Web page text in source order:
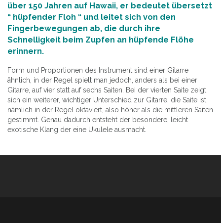
über 150 Jahren auf Hawaii, er bedeutet übersetzt
“ hüpfender Floh “ und leitet sich von den
Fingerbewegungen ab, die durch ihre
Schnelligkeit beim Zupfen an hüpfende Flöhe
erinnern.
Form und Proportionen des Instrument sind einer Gitarre
ähnlich, in der Regel spielt man jedoch, anders als bei einer
Gitarre, auf vier statt auf sechs Saiten. Bei der vierten Saite zeigt
sich ein weiterer, wichtiger Unterschied zur Gitarre, die Saite ist
nämlich in der Regel oktaviert, also höher als die mittleren Saiten
gestimmt. Genau dadurch entsteht der besondere, leicht
exotische Klang der eine Ukulele ausmacht.